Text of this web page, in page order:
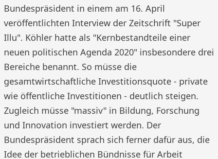
Bundespräsident in einem am 16. April
veröffentlichten Interview der Zeitschrift "Super
Illu". Köhler hatte als "Kernbestandteile einer
neuen politischen Agenda 2020" insbesondere drei
Bereiche benannt. So müsse die
gesamtwirtschaftliche Investitionsquote - private
wie öffentliche Investitionen - deutlich steigen.
Zugleich müsse "massiv" in Bildung, Forschung
und Innovation investiert werden. Der
Bundespräsident sprach sich ferner dafür aus, die
Idee der betrieblichen Bündnisse für Arbeit